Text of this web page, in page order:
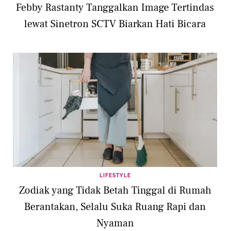
Febby Rastanty Tanggalkan Image Tertindas
lewat Sinetron SCTV Biarkan Hati Bicara
LIFESTYLE
Zodiak yang Tidak Betah Tinggal di Rumah
Berantakan, Selalu Suka Ruang Rapi dan
Nyaman